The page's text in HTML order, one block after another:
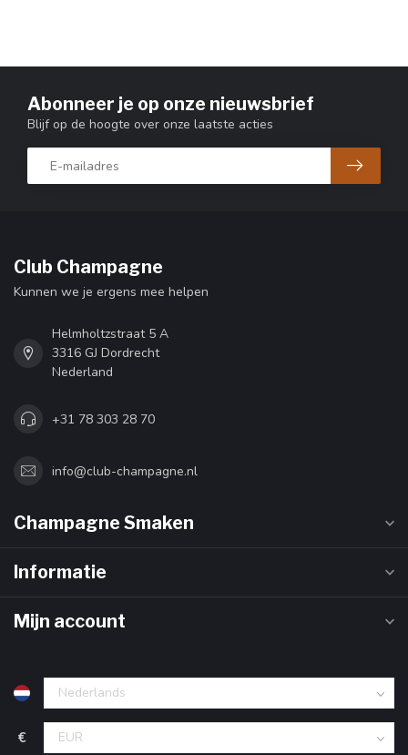
Abonneer je op onze nieuwsbrief
Blijf op de hoogte over onze laatste acties
Club Champagne
Kunnen we je ergens mee helpen
Helmholtzstraat 5 A
3316 GJ Dordrecht
Nederland
+31 78 303 28 70
info@club-champagne.nl
Champagne Smaken
Informatie
Mijn account
€